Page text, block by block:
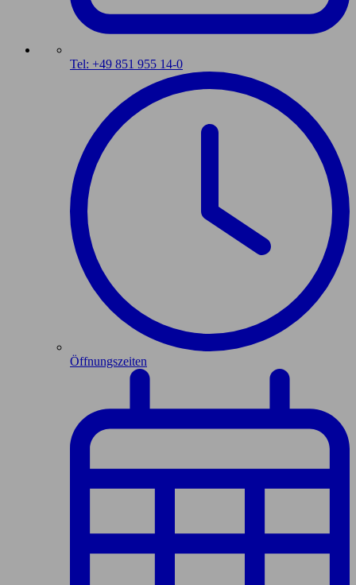
Tel: +49 851 955 14-0
Öffnungszeiten